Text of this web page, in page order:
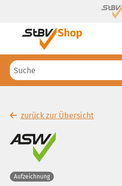
zurück zur Übersicht
Aufzeichnung